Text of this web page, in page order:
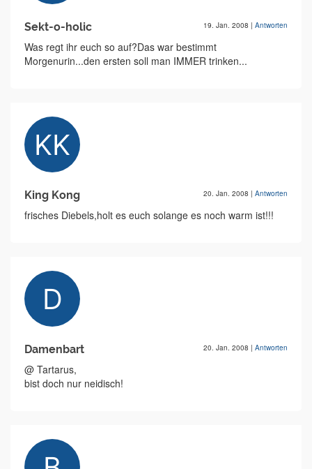
Sekt-o-holic 19. Jan. 2008 | Antworten
Was regt ihr euch so auf?Das war bestimmt
Morgenurin...den ersten soll man IMMER trinken...
King Kong 20. Jan. 2008 | Antworten
frisches Diebels,holt es euch solange es noch warm ist!!!
Damenbart 20. Jan. 2008 | Antworten
@ Tartarus,
bist doch nur neidisch!